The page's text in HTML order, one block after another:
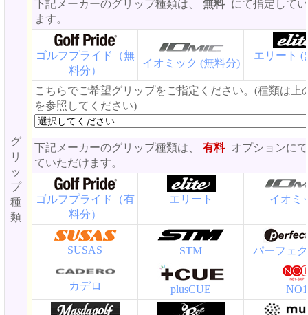
グ
リ
ッ
プ
種
類
下記メーカーのグリップ種類は、 無料 にて指定して
ます。
ゴルフプライド（無
料分）
イオミック (無料分)
エリート (
こちらでご希望グリップをご指定ください。(種類は上
を参照してください)
下記メーカーのグリップ種類は、 有料 オプションに
ていただけます。
ゴルフプライド（有
料分）
エリート イオミ
SUSAS STM パーフェ
カデロ plusCUE NO1